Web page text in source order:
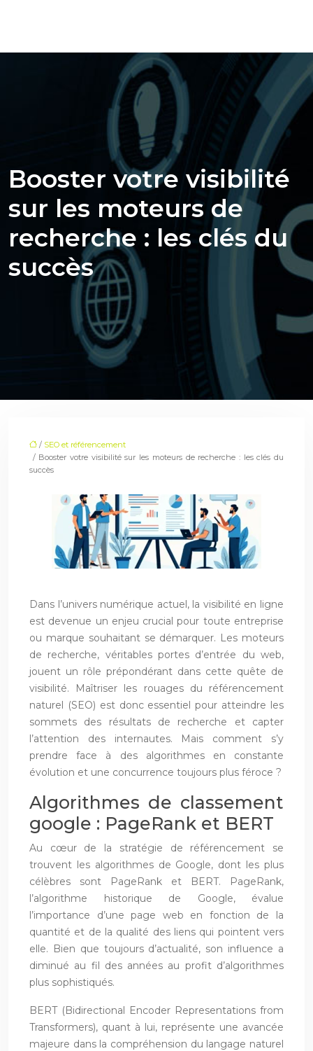
Booster votre visibilité
sur les moteurs de
recherche : les clés du
succès
/ SEO et référencement
/ Booster votre visibilité sur les moteurs de recherche : les clés du
succès
Dans l’univers numérique actuel, la visibilité en ligne
est devenue un enjeu crucial pour toute entreprise
ou marque souhaitant se démarquer. Les moteurs
de recherche, véritables portes d’entrée du web,
jouent un rôle prépondérant dans cette quête de
visibilité. Maîtriser les rouages du référencement
naturel (SEO) est donc essentiel pour atteindre les
sommets des résultats de recherche et capter
l’attention des internautes. Mais comment s’y
prendre face à des algorithmes en constante
évolution et une concurrence toujours plus féroce ?
Algorithmes de classement
google : PageRank et BERT
Au cœur de la stratégie de référencement se
trouvent les algorithmes de Google, dont les plus
célèbres sont PageRank et BERT. PageRank,
l’algorithme historique de Google, évalue
l’importance d’une page web en fonction de la
quantité et de la qualité des liens qui pointent vers
elle. Bien que toujours d’actualité, son influence a
diminué au fil des années au profit d’algorithmes
plus sophistiqués.
BERT (Bidirectional Encoder Representations from
Transformers), quant à lui, représente une avancée
majeure dans la compréhension du langage naturel